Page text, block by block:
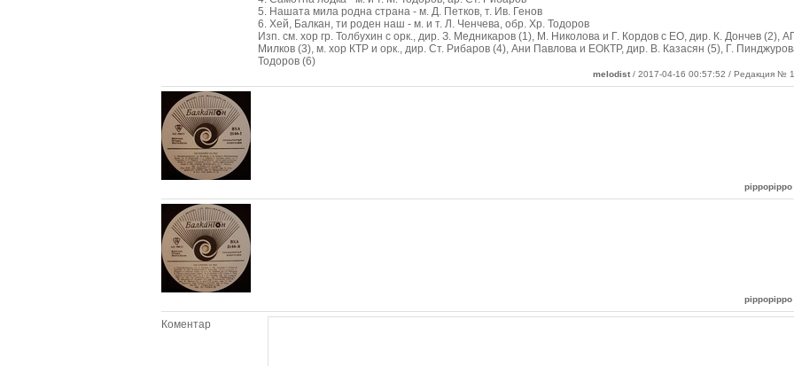
5. Нашата мила родна страна - м. Д. Петков, т. Ив. Генов
6. Хей, Балкан, ти роден наш - м. и т. Л. Ченчева, обр. Хр. Тодоров
Изп. см. хор гр. Толбухин с орк., дир. З. Медникаров (1), М. Николова и Г. Кордов с ЕО, дир. К. Дончев (2),
Милков (3), м. хор КТР и орк., дир. Ст. Рибаров (4), Ани Павлова и ЕОКТР, дир. В. Казасян (5), Г.
Тодоров (6)
melodist / 2017-04-16 00:57:52 / Редакция №
pippopippo
pippopippo
Коментар